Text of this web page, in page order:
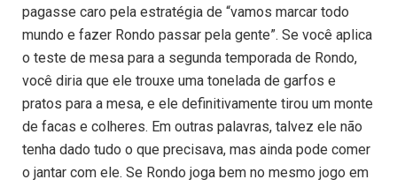
pagasse caro pela estratégia de “vamos marcar todo
mundo e fazer Rondo passar pela gente”. Se você aplica
o teste de mesa para a segunda temporada de Rondo,
você diria que ele trouxe uma tonelada de garfos e
pratos para a mesa, e ele definitivamente tirou um monte
de facas e colheres. Em outras palavras, talvez ele não
tenha dado tudo o que precisava, mas ainda pode comer
o jantar com ele. Se Rondo joga bem no mesmo jogo em